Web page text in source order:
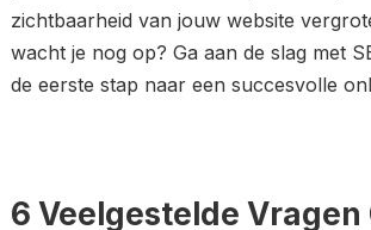
zichtbaarheid van jouw website
wacht je nog op? Ga aan de slag met
de eerste stap naar een succesvolle
6 Veelgestelde Vragen